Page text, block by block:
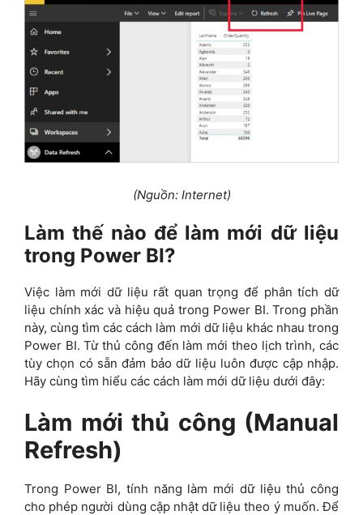
(Nguồn: Internet)
Làm thế nào để làm mới dữ liệu
trong Power BI?
Việc làm mới dữ liệu rất quan trọng để phân tích dữ
liệu chính xác và hiệu quả trong Power BI. Trong phần
này, cùng tìm các cách làm mới dữ liệu khác nhau trong
Power BI. Từ thủ công đến làm mới theo lịch trình, các
tùy chọn có sẵn đảm bảo dữ liệu luôn được cập nhập.
Hãy cùng tìm hiểu các cách làm mới dữ liệu dưới đây:
Làm mới thủ công (Manual
Refresh)
Trong Power BI, tính năng làm mới dữ liệu thủ công
cho phép người dùng cập nhật dữ liệu theo ý muốn. Để